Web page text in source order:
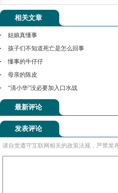
相关文章
姑娘真懂事
孩子们不知道死亡是怎么回事
懂事的牛仔仔
母亲的陈皮
“清小华”没必要加入口水战
最新评论
发表评论
请自觉遵守互联网相关的政策法规，严禁发